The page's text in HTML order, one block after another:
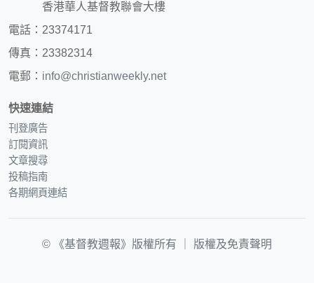
香港華人基督教聯會大樓
電話：23374171
傳真：23382314
電郵： info@christianweekly.net
快速連結
刊登廣告
訂閱資訊
文章搜尋
投稿指南
各期網頁連結
© 《基督教週報》版權所有 ｜ 版權及免責聲明